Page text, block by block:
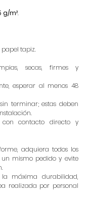
g/m².
tapiz.
secas, firmes y
esperar al menos 48
terminar; estas deben
con contacto directo y
adquiera todos los
mismo pedido y evite
máxima durabilidad,
realizada por personal